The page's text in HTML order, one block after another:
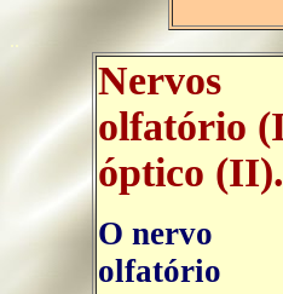
Nervos
olfatório
óptico (II).
O nervo
olfatório